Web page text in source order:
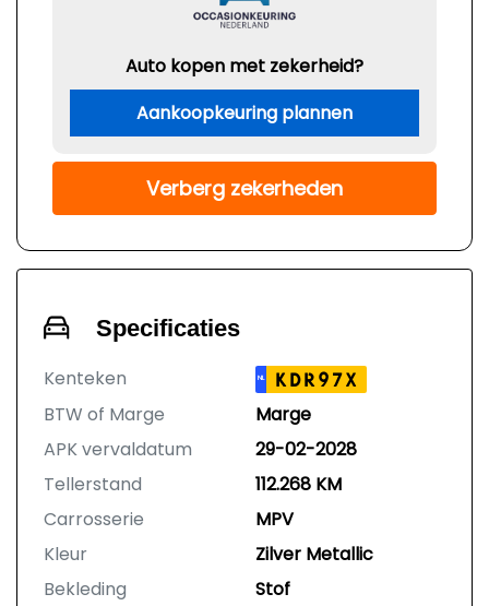
Auto kopen met zekerheid?
Aankoopkeuring plannen
Verberg zekerheden
Specificaties
Kenteken NL KDR97X
BTW of Marge
Marge
APK vervaldatum
29-02-2028
Tellerstand
112.268 KM
Carrosserie
MPV
Kleur
Zilver Metallic
Bekleding
Stof